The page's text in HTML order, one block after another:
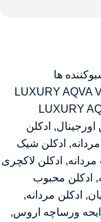
ها
LUXURY AQVA
LUXURY
اورجینال, ادکلن
, ادکلن شیک
, ادکلن لاکچری
, ادکلن محبوب
, ادکلن مردانه,
ورساچه اروس,